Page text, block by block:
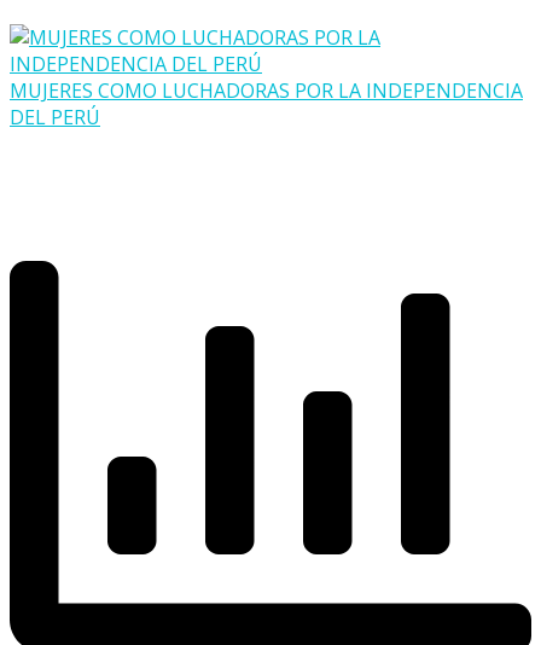
MUJERES COMO LUCHADORAS POR LA INDEPENDENCIA
DEL PERÚ